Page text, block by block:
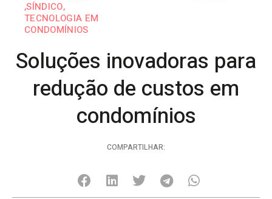
,SÍNDICO,
TECNOLOGIA EM
CONDOMÍNIOS
Soluções inovadoras para
redução de custos em
condomínios
COMPARTILHAR: